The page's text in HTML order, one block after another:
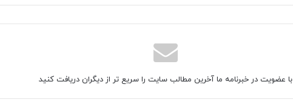
با عضویت در خبرنامه ما آخرین مطالب سایت را سریع تر از دیگران دریافت کنید